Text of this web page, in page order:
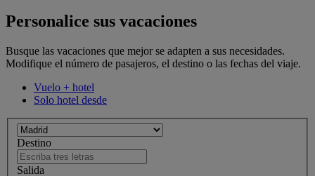
Personalice sus vacaciones
Busque las vacaciones que mejor se adapten a sus necesidades.
Modifique el número de pasajeros, el destino o las fechas del viaje.
Vuelo + hotel
Solo hotel desde
Destino
Salida